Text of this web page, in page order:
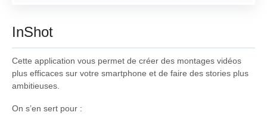
InShot
Cette application vous permet de créer des montages vidéos
plus efficaces sur votre smartphone et de faire des stories plus
ambitieuses.
On s’en sert pour :